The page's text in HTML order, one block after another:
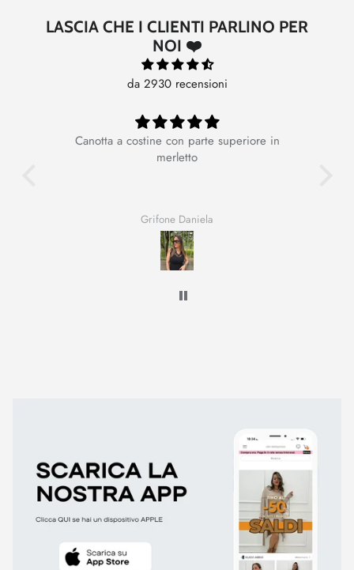
LASCIA CHE I CLIENTI PARLINO PER
NOI ❤️
da 2930 recensioni
Canotta a costine con parte superiore in
merletto
Grifone Daniela